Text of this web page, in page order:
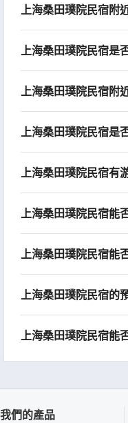
上海桑田璞院民宿附
上海桑田璞院民宿是
上海桑田璞院民宿附
上海桑田璞院民宿是
上海桑田璞院民宿有
上海桑田璞院民宿能
上海桑田璞院民宿能
上海桑田璞院民宿的
上海桑田璞院民宿能
我們的產品